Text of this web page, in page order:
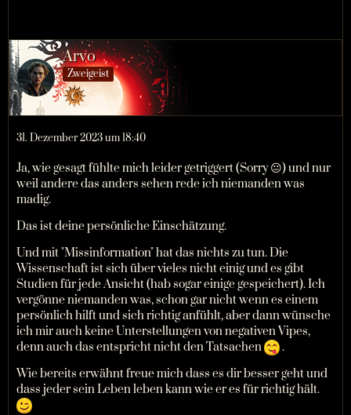
Arvo
Zweigeist
31. Dezember 2023 um 18:40
Ja, wie gesagt fühlte mich leider getriggert (Sorry 😐) und nur
weil andere das anders sehen rede ich niemanden was
madig.
Das ist deine persönliche Einschätzung.
Und mit "Missinformation" hat das nichts zu tun. Die
Wissenschaft ist sich über vieles nicht einig und es gibt
Studien für jede Ansicht (hab sogar einige gespeichert). Ich
vergönne niemanden was, schon gar nicht wenn es einem
persönlich hilft und sich richtig anfühlt, aber dann wünsche
ich mir auch keine Unterstellungen von negativen Vipes,
denn auch das entspricht nicht den Tatsachen
.
Wie bereits erwähnt freue mich dass es dir besser geht und
dass jeder sein Leben leben kann wie er es für richtig hält.